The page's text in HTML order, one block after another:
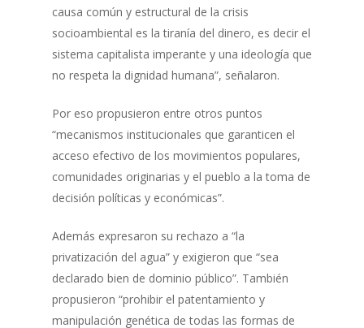
causa común y estructural de la crisis
socioambiental es la tiranía del dinero, es decir el
sistema capitalista imperante y una ideología que
no respeta la dignidad humana”, señalaron.
Por eso propusieron entre otros puntos
“mecanismos institucionales que garanticen el
acceso efectivo de los movimientos populares,
comunidades originarias y el pueblo a la toma de
decisión políticas y económicas”.
Además expresaron su rechazo a “la
privatización del agua” y exigieron que “sea
declarado bien de dominio público”. También
propusieron “prohibir el patentamiento y
manipulación genética de todas las formas de